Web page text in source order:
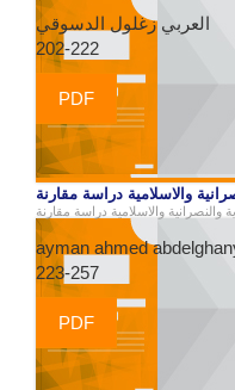
العربي زغلول الدسوقي
202-222
PDF
والاسلامية دراسة مقارنة
والنصرانية والاسلامية دراسة مقارنة
ayman ahmed
223-257
PDF